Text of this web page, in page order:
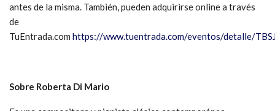
antes de la misma. También, pueden adquirirse online a través
de
TuEntrada.com https://www.tuentrada.com/eventos/detalle/
Sobre Roberta Di Mario